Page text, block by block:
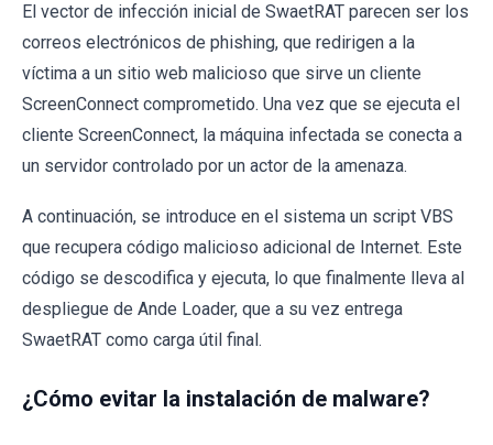
El vector de infección inicial de SwaetRAT parecen ser los
correos electrónicos de phishing, que redirigen a la
víctima a un sitio web malicioso que sirve un cliente
ScreenConnect comprometido. Una vez que se ejecuta el
cliente ScreenConnect, la máquina infectada se conecta a
un servidor controlado por un actor de la amenaza.
A continuación, se introduce en el sistema un script VBS
que recupera código malicioso adicional de Internet. Este
código se descodifica y ejecuta, lo que finalmente lleva al
despliegue de Ande Loader, que a su vez entrega
SwaetRAT como carga útil final.
¿Cómo evitar la instalación de malware?